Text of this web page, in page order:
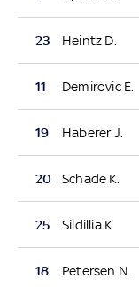
23 Heintz D.
11 Demirovic E.
19 Haberer J.
20 Schade K.
25 Sildillia K.
18 Petersen N.